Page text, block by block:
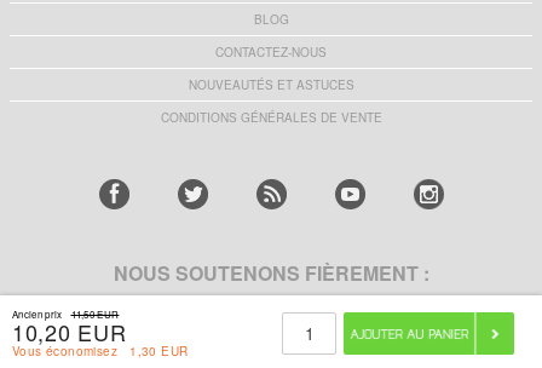
Ancien prix 11,50 EUR
10,20 EUR
Vous économisez 1,30 EUR
BLOG
CONTACTEZ-NOUS
NOUVEAUTÉS ET ASTUCES
CONDITIONS GÉNÉRALES DE VENTE
NOUS SOUTENONS FIÈREMENT :